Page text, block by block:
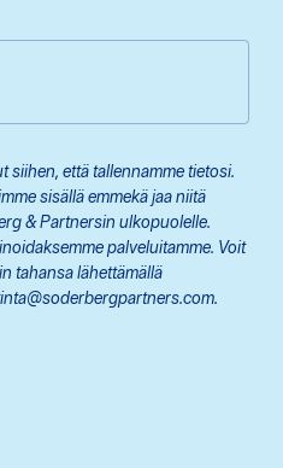
siihen, että tallennamme tietosi.
sisällä emmekä jaa niitä
& Partnersin ulkopuolelle.
palveluitamme. Voit
tahansa lähettämällä